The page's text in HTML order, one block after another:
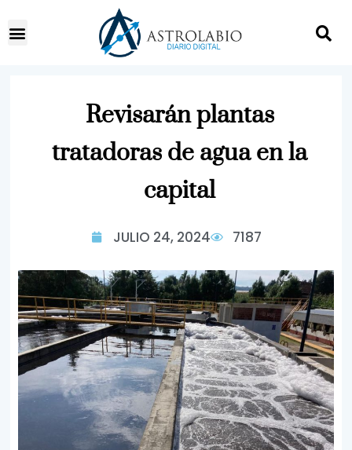
Revisarán plantas
tratadoras de agua en la
capital
JULIO 24, 2024 7187